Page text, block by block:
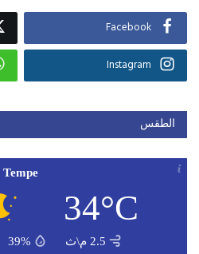
Facebook
Instagram
الطقس
Tempe
34°C
2.5 م\ث 39%